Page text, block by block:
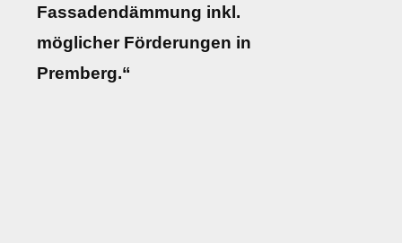
Fassadendämmung inkl.
möglicher Förderungen in
Premberg.“